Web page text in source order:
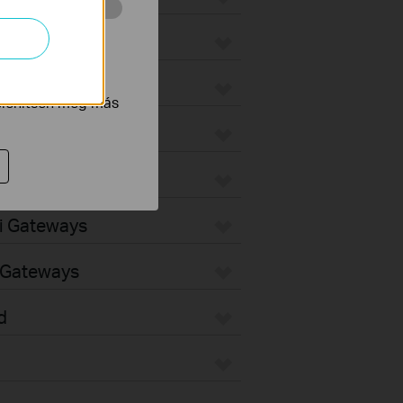
Gateways
be annak
meg más